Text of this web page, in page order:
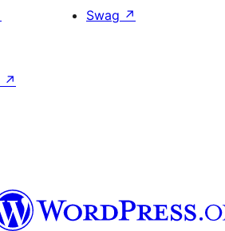
Swag ↗
↗